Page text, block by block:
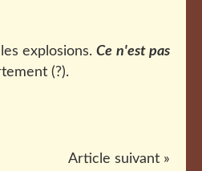
explosions.Ce n'est pas
(?).
Article suivant »